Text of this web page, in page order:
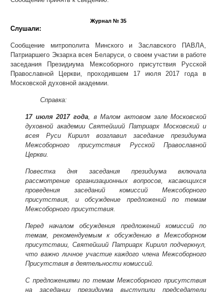
Журнал № 35
Слушали:
Сообщение митрополита Минского и Заславского ПАВЛА,
Патриаршего Экзарха всея Беларуси, о своем участии в работе
заседания Президиума Межсоборного присутствия Русской
Православной Церкви, проходившем 17 июля 2017 года в
Московской духовной академии.
Справка:
17 июля 2017 года, в Малом актовом зале Московской
духовной академии Святейший Патриарх Московский и
всея Руси Кирилл возглавил заседание президиума
Межсоборного присутствия Русской Православной
Церкви.
Повестка дня заседания президиума включала
рассмотрение организационных вопросов, касающихся
проведения заседаний комиссий Межсоборного
присутствия, и обсуждение предложений по темам
Межсоборного присутствия.
Перед началом обсуждения предложений комиссий по
темам, рекомендуемым к обсуждению в Межсоборном
присутствии, Святейший Патриарх Кирилл подчеркнул,
что важно личное участие каждого члена Межсоборного
Присутствия в деятельности комиссий.
С предложениями по темам Межсоборного присутствия
на заседании президиума выступили председатели